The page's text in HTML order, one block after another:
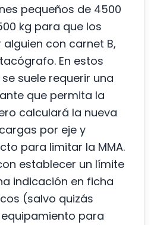
pequeños de 4500
kg para que los
con carnet B,
En estos
suele requerir una
que permita la
calculará la nueva
por eje y
para limitar la MMA.
establecer un límite
indicación en ficha
(salvo quizás
para